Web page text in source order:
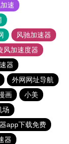
速
风驰加速器
风加速度器
器
外网网址导航
画
小美
场
app下载免费
器